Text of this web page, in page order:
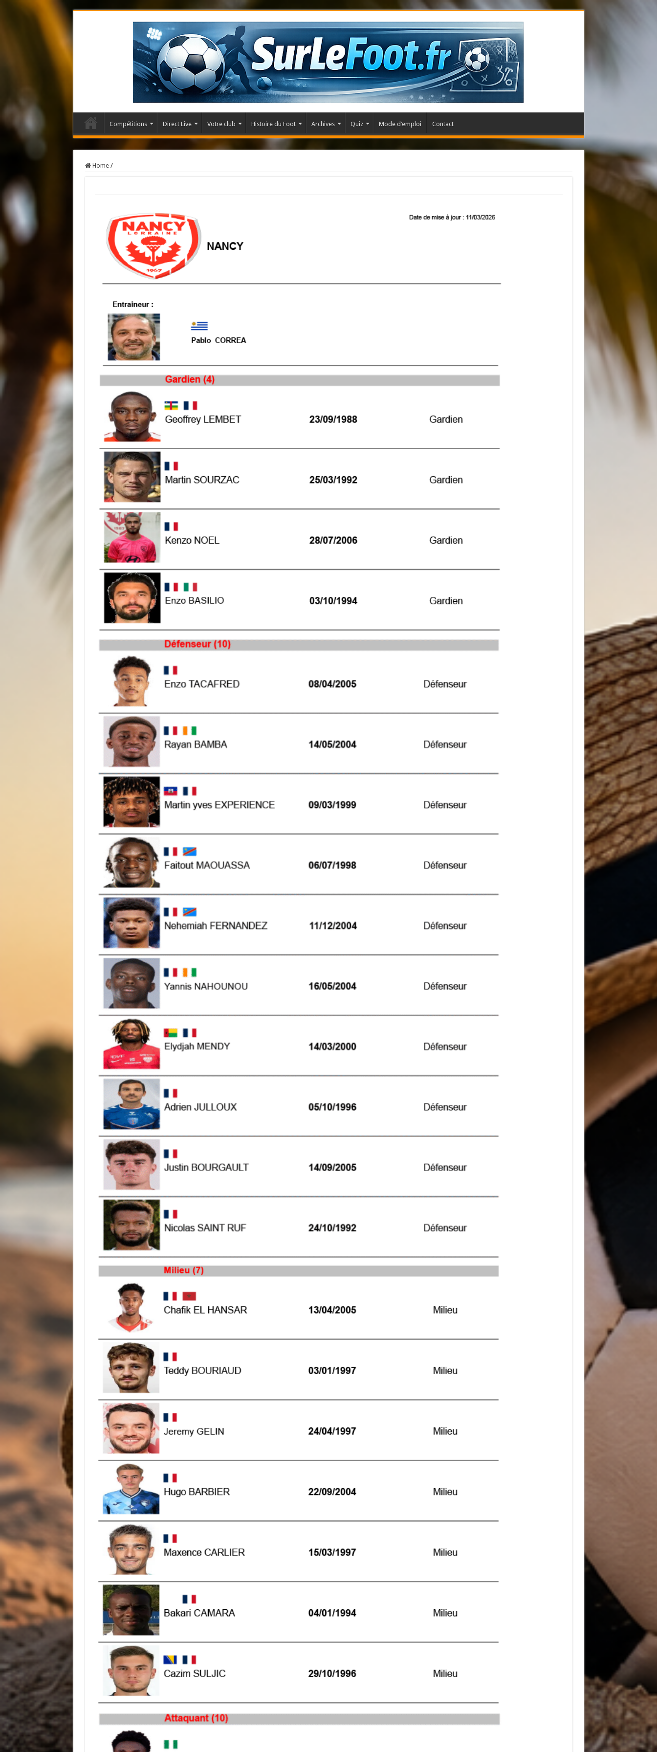
Compétitions Direct Live Votre club Histoire du Foot Archives Quiz Mode d’emploi Contact
Home /